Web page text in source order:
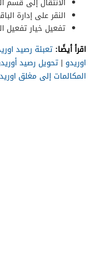
النقر على إدارة
تفعيل خيار تفعيل
اقرأ أيضًا: تعبئة رصيد
اوريدو | تحويل رصيد
المكالمات إلى مغلق